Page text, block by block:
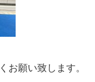
お願い致します。